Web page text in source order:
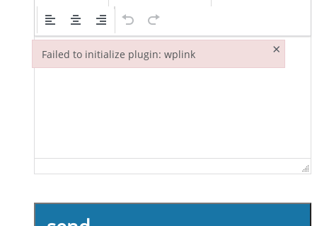
Failed to initialize plugin: wplink ×
Failed to initialize plugin: wplink